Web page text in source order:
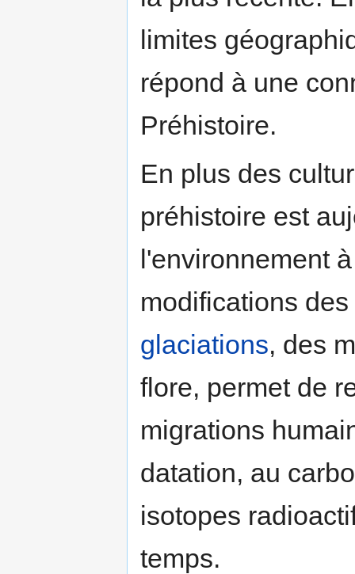
limites
répond à une
Préhistoire.
En plus des
préhistoire est
l'environnement
modifications
glaciations, des
flore, permet de
migrations
datation, au
isotopes
temps.